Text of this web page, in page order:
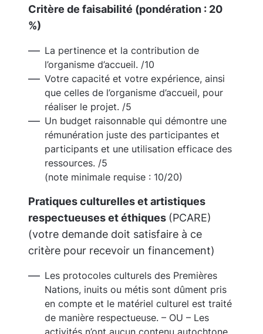
Critère de faisabilité (pondération : 20
%)
La pertinence et la contribution de
l’organisme d’accueil. /10
Votre capacité et votre expérience, ainsi
que celles de l’organisme d’accueil, pour
réaliser le projet. /5
Un budget raisonnable qui démontre une
rémunération juste des participantes et
participants et une utilisation efficace des
ressources. /5
(note minimale requise : 10/20)
Pratiques culturelles et artistiques
respectueuses et éthiques (PCARE)
(votre demande doit satisfaire à ce
critère pour recevoir un financement)
Les protocoles culturels des Premières
Nations, inuits ou métis sont dûment pris
en compte et le matériel culturel est traité
de manière respectueuse. – OU – Les
activités n’ont aucun contenu autochtone.